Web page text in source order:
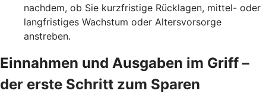
nachdem, ob Sie kurzfristige Rücklagen, mittel- oder
langfristiges Wachstum oder Altersvorsorge
anstreben.
Einnahmen und Ausgaben im Griff –
der erste Schritt zum Sparen